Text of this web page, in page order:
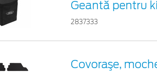
Geantă pentru
2837333
Covoraşe,